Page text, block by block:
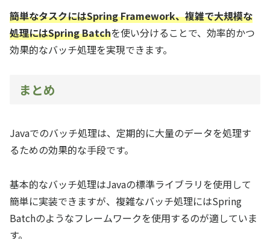
簡単なタスクにはSpring Framework、複雑で大規模な
処理にはSpring Batchを使い分けることで、効率的かつ
効果的なバッチ処理を実現できます。
まとめ
Javaでのバッチ処理は、定期的に大量のデータを処理す
るための効果的な手段です。
基本的なバッチ処理はJavaの標準ライブラリを使用して
簡単に実装できますが、複雑なバッチ処理にはSpring
Batchのようなフレームワークを使用するのが適していま
す。